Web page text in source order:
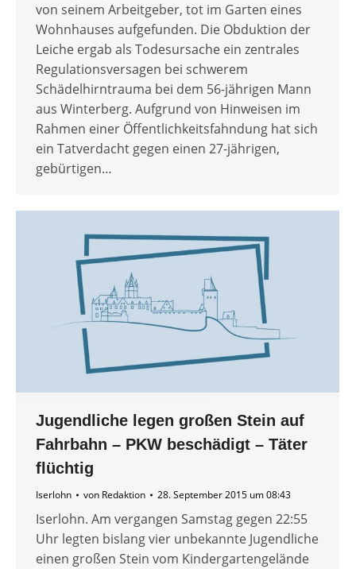
von seinem Arbeitgeber, tot im Garten eines
Wohnhauses aufgefunden. Die Obduktion der
Leiche ergab als Todesursache ein zentrales
Regulationsversagen bei schwerem
Schädelhirntrauma bei dem 56-jährigen Mann
aus Winterberg. Aufgrund von Hinweisen im
Rahmen einer Öffentlichkeitsfahndung hat sich
ein Tatverdacht gegen einen 27-jährigen,
gebürtigen…
Jugendliche legen großen Stein auf
Fahrbahn – PKW beschädigt – Täter
flüchtig
Iserlohn von Redaktion 28. September 2015 um 08:43
Iserlohn. Am vergangen Samstag gegen 22:55
Uhr legten bislang vier unbekannte Jugendliche
einen großen Stein vom Kindergartengelände